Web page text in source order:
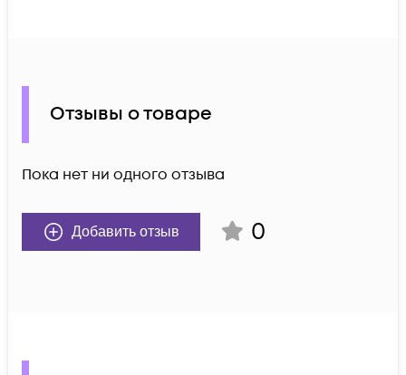
Отзывы о товаре
Пока нет ни одного отзыва
Добавить отзыв 0